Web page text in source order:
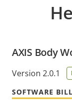
AXIS Body
Version 2.0.1
SOFTWARE